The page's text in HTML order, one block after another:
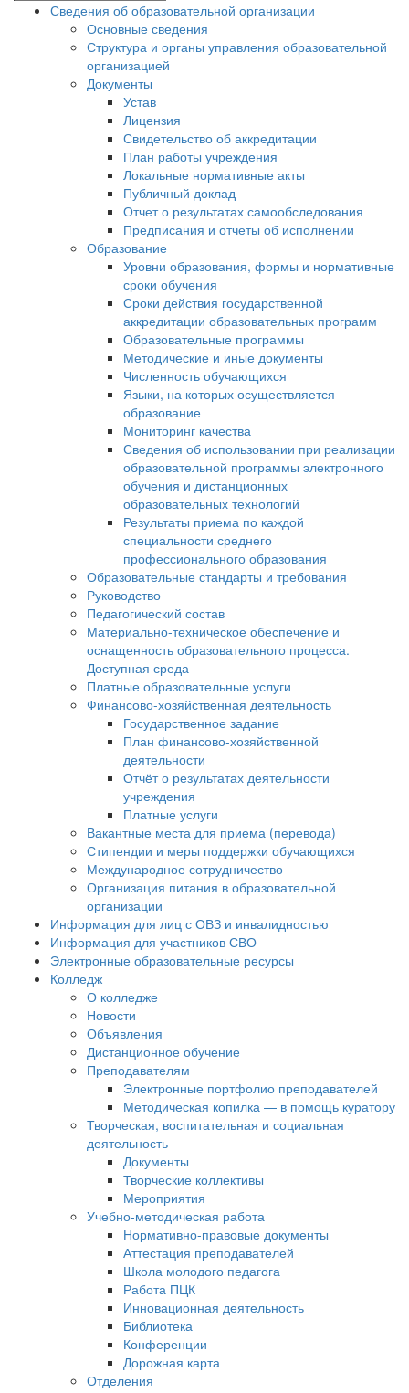
Сведения об образовательной организации
Основные сведения
Структура и органы управления образовательной
организацией
Документы
Устав
Лицензия
Свидетельство об аккредитации
План работы учреждения
Локальные нормативные акты
Публичный доклад
Отчет о результатах самообследования
Предписания и отчеты об исполнении
Образование
Уровни образования, формы и нормативные
сроки обучения
Сроки действия государственной
аккредитации образовательных программ
Образовательные программы
Методические и иные документы
Численность обучающихся
Языки, на которых осуществляется
образование
Мониторинг качества
Сведения об использовании при реализации
образовательной программы электронного
обучения и дистанционных
образовательных технологий
Результаты приема по каждой
специальности среднего
профессионального образования
Образовательные стандарты и требования
Руководство
Педагогический состав
Материально-техническое обеспечение и
оснащенность образовательного процесса.
Доступная среда
Платные образовательные услуги
Финансово-хозяйственная деятельность
Государственное задание
План финансово-хозяйственной
деятельности
Отчёт о результатах деятельности
учреждения
Платные услуги
Вакантные места для приема (перевода)
Стипендии и меры поддержки обучающихся
Международное сотрудничество
Организация питания в образовательной
организации
Информация для лиц с ОВЗ и инвалидностью
Информация для участников СВО
Электронные образовательные ресурсы
Колледж
О колледже
Новости
Объявления
Дистанционное обучение
Преподавателям
Электронные портфолио преподавателей
Методическая копилка — в помощь куратору
Творческая, воспитательная и социальная
деятельность
Документы
Творческие коллективы
Мероприятия
Учебно-методическая работа
Нормативно-правовые документы
Аттестация преподавателей
Школа молодого педагога
Работа ПЦК
Инновационная деятельность
Библиотека
Конференции
Дорожная карта
Отделения